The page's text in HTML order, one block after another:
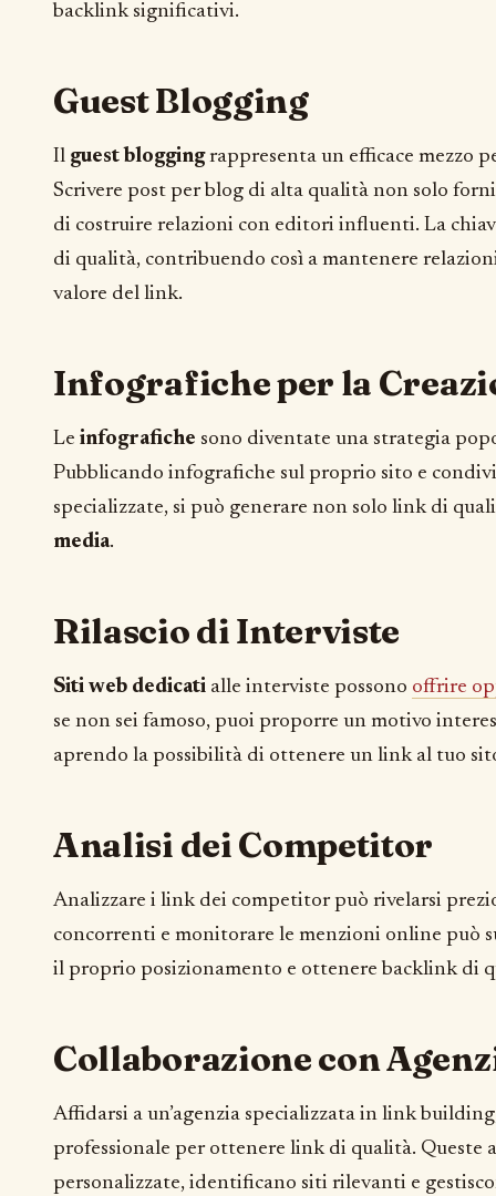
backlink significativi.
Guest Blogging
Il guest bloggingrappresenta un efficace mezzo
Scrivere post per blog di alta qualità non solo
di costruire relazioni con editori influenti. La
di qualità, contribuendo così a mantenere
valore del link.
Infografiche per la
Le infografiche sono diventate una strategia
Pubblicando infografiche sul proprio sito e
specializzate, si può generare non solo link di
media.
Rilascio di Interviste
Siti web dedicati alle interviste possono offrire
se non sei famoso, puoi proporre un motivo
aprendo la possibilità di ottenere un link al tuo
Analisi dei Competitor
Analizzare i link dei competitor può rivelarsi
concorrenti e monitorare le menzioni online può
il proprio posizionamento e ottenere backlink di
Collaborazione con
Affidarsi a un’agenzia specializzata in link
professionale per ottenere link di qualità. Queste
personalizzate, identificano siti rilevanti e